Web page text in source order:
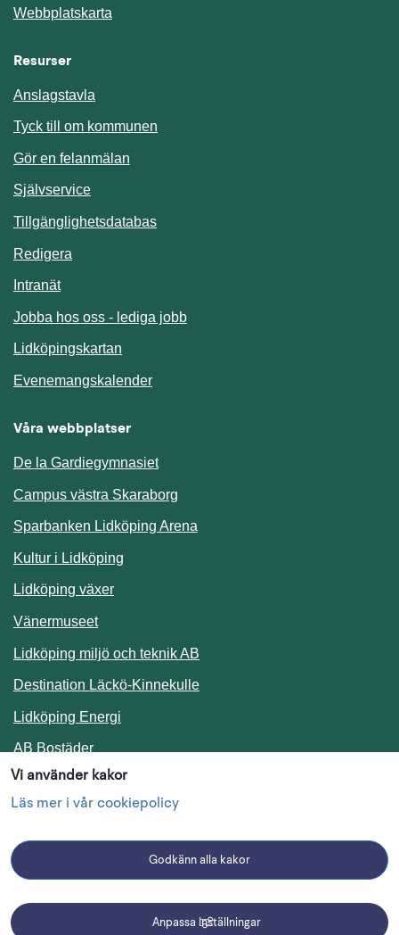
Vi använder kakor
Läs mer i vår cookiepolicy
Godkänn alla kakor
Anpassa inställningar
Webbplatskarta
Resurser
Anslagstavla
Tyck till om kommunen
Gör en felanmälan
SjälvserviceLänk till annan webbplats.
TillgänglighetsdatabasLänk till annan webbplats.
Redigera
IntranätLänk till annan webbplats.
Jobba hos oss - lediga jobb
Lidköpingskartan
EvenemangskalenderLänk till annan webbplats.
Våra webbplatser
De la Gardiegymnasiet
Campus västra Skaraborg
Sparbanken Lidköping Arena
Kultur i Lidköping
Lidköping växer
Vänermuseet
Lidköping miljö och teknik AB
Destination Läckö-KinnekulleLänk till annan webbplats.
Lidköping Energi
AB BostäderLänk till annan webbplats.
Följ oss i sociala medier
Linkedin